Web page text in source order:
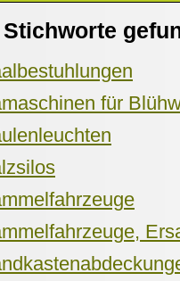
Stichworte
für